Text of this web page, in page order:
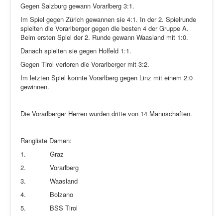
Gegen Salzburg gewann Vorarlberg 3:1.
Im Spiel gegen Zürich gewannen sie 4:1. In der 2. Spielrunde
spielten die Vorarlberger gegen die besten 4 der Gruppe A.
Beim ersten Spiel der 2. Runde gewann Waasland mit 1:0.
Danach spielten sie gegen Hoffeld 1:1.
Gegen Tirol verloren die Vorarlberger mit 3:2.
Im letzten Spiel konnte Vorarlberg gegen Linz mit einem 2:0
gewinnen.
Die Vorarlberger Herren wurden dritte von 14 Mannschaften.
Rangliste Damen:
1.
Graz
2.
Vorarlberg
3.
Waasland
4.
Bolzano
5.
BSS Tirol